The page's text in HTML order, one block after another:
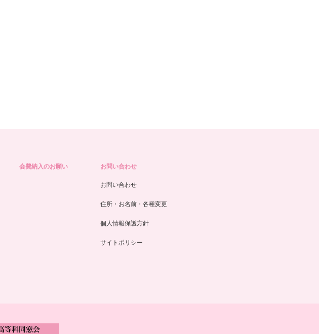
会費納入のお願い お問い合わせ
お問い合わせ
住所・お名前・各種変更
個人情報保護方針
サイトポリシー